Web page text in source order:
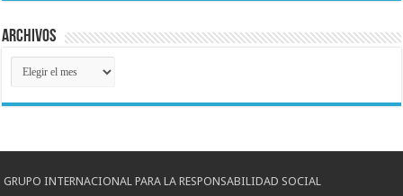
Archivos
Archivos
GRUPO INTERNACIONAL PARA LA RESPONSABILIDAD SOCIAL